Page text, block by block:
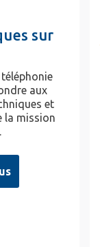
sur
aux
et
la mission